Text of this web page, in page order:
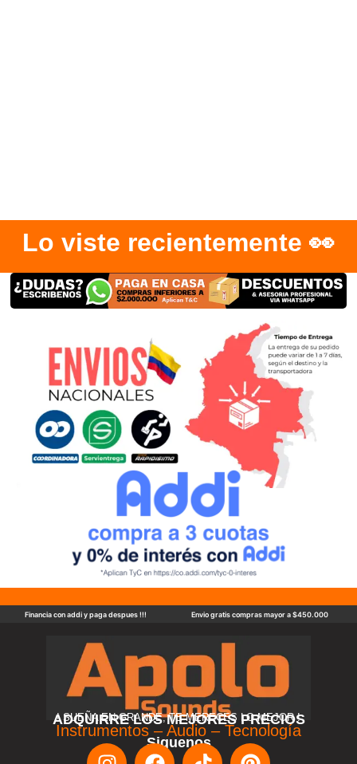
Lo viste recientemente 👀
Financia con addi y paga despues !!! Envio gratis compras mayor a $450.000
ADQUIRRE LOS MEJORES PRECIOS
! SUEÑA EN GRANDE, TE MERECES LO MEJOR !
Instrumentos – Audio – Tecnología
Siguenos